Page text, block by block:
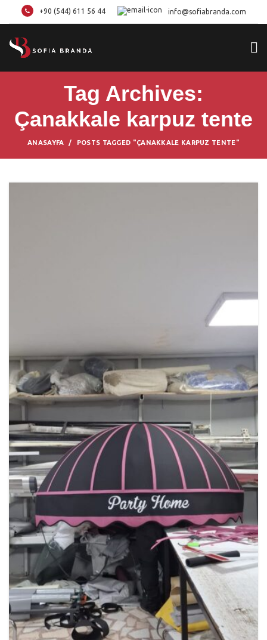
+90 (544) 611 56 44 info@sofiabranda.com
Tag Archives:
Çanakkale karpuz tente
ANASAYFA POSTS TAGGED "ÇANAKKALE KARPUZ TENTE"